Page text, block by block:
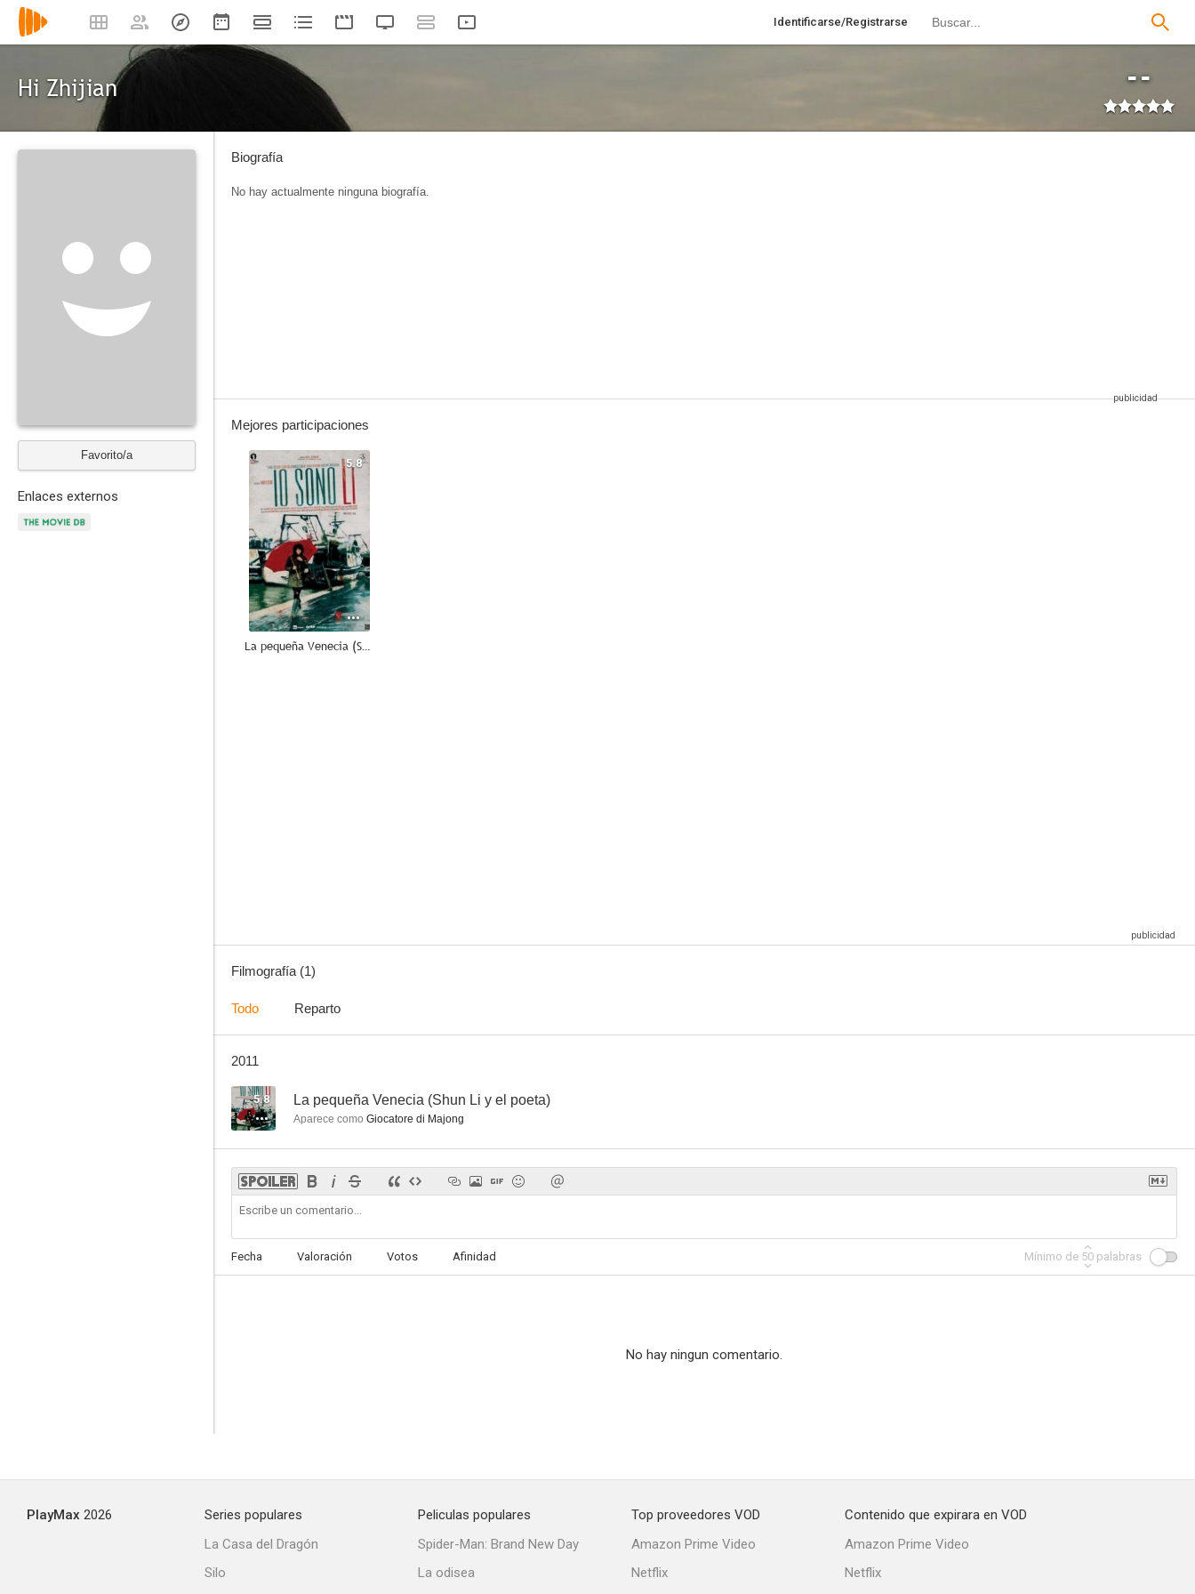
Identificarse/Registrarse
Hi Zhijian --
Favorito/a
Enlaces externos
Biografía
No hay actualmente ninguna biografía.
Mejores participaciones
5.8
La pequeña Venecia (Shun Li y el poeta)
Filmografía (1)
Todo Reparto
2011
5.8 La pequeña Venecia (Shun Li y el poeta)
Aparece como Giocatore di Majong
Fecha Valoración Votos Afinidad Mínimo de 50 palabras
No hay ningun comentario.
PlayMax 2026
Series populares
La Casa del Dragón
Silo
Peliculas populares
Spider-Man: Brand New Day
La odisea
Top proveedores VOD
Amazon Prime Video
Netflix
Contenido que expirara en VOD
Amazon Prime Video
Netflix